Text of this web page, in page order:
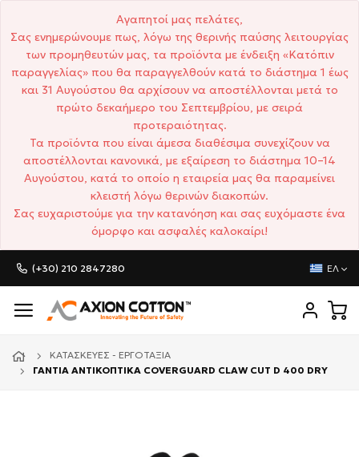
Αγαπητοί μας πελάτες,
Σας ενημερώνουμε πως, λόγω της θερινής παύσης λειτουργίας
των προμηθευτών μας, τα προϊόντα με ένδειξη «Κατόπιν
παραγγελίας» που θα παραγγελθούν κατά το διάστημα 1 έως
και 31 Αυγούστου θα αρχίσουν να αποστέλλονται μετά το
πρώτο δεκαήμερο του Σεπτεμβρίου, με σειρά
προτεραιότητας.
Τα προϊόντα που είναι άμεσα διαθέσιμα συνεχίζουν να
αποστέλλονται κανονικά, με εξαίρεση το διάστημα 10–14
Αυγούστου, κατά το οποίο η εταιρεία μας θα παραμείνει
κλειστή λόγω θερινών διακοπών.
Σας ευχαριστούμε για την κατανόηση και σας ευχόμαστε ένα
όμορφο και ασφαλές καλοκαίρι!
(+30) 210 2847280 ΕΛ
ΚΑΤΑΣΚΕΥΈΣ - ΕΡΓΟΤΆΞΙΑ
ΓΑΝΤΙΑ ΑΝΤΙΚΟΠΤΙΚΑ COVERGUARD CLAW CUT D 400 DRY